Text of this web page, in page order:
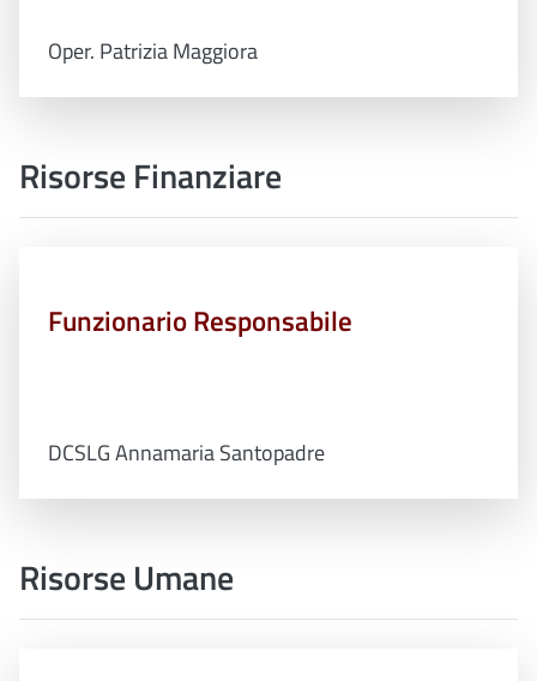
Oper. Patrizia Maggiora
Risorse Finanziare
Funzionario Responsabile
DCSLG Annamaria Santopadre
Risorse Umane